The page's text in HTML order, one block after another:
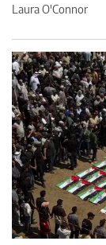
Laura O'Connor